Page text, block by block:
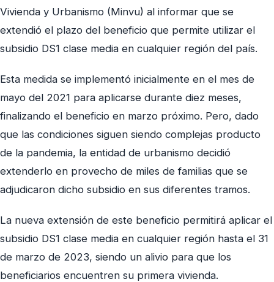
Vivienda y Urbanismo (Minvu) al informar que se
extendió el plazo del beneficio que permite utilizar el
subsidio DS1 clase media en cualquier región del país.
Esta medida se implementó inicialmente en el mes de
mayo del 2021 para aplicarse durante diez meses,
finalizando el beneficio en marzo próximo. Pero, dado
que las condiciones siguen siendo complejas producto
de la pandemia, la entidad de urbanismo decidió
extenderlo en provecho de miles de familias que se
adjudicaron dicho subsidio en sus diferentes tramos.
La nueva extensión de este beneficio permitirá aplicar el
subsidio DS1 clase media en cualquier región hasta el 31
de marzo de 2023, siendo un alivio para que los
beneficiarios encuentren su primera vivienda.